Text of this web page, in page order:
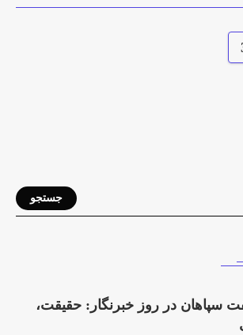
جستجو
سپاهان در روز خبرنگار: حقیقت،